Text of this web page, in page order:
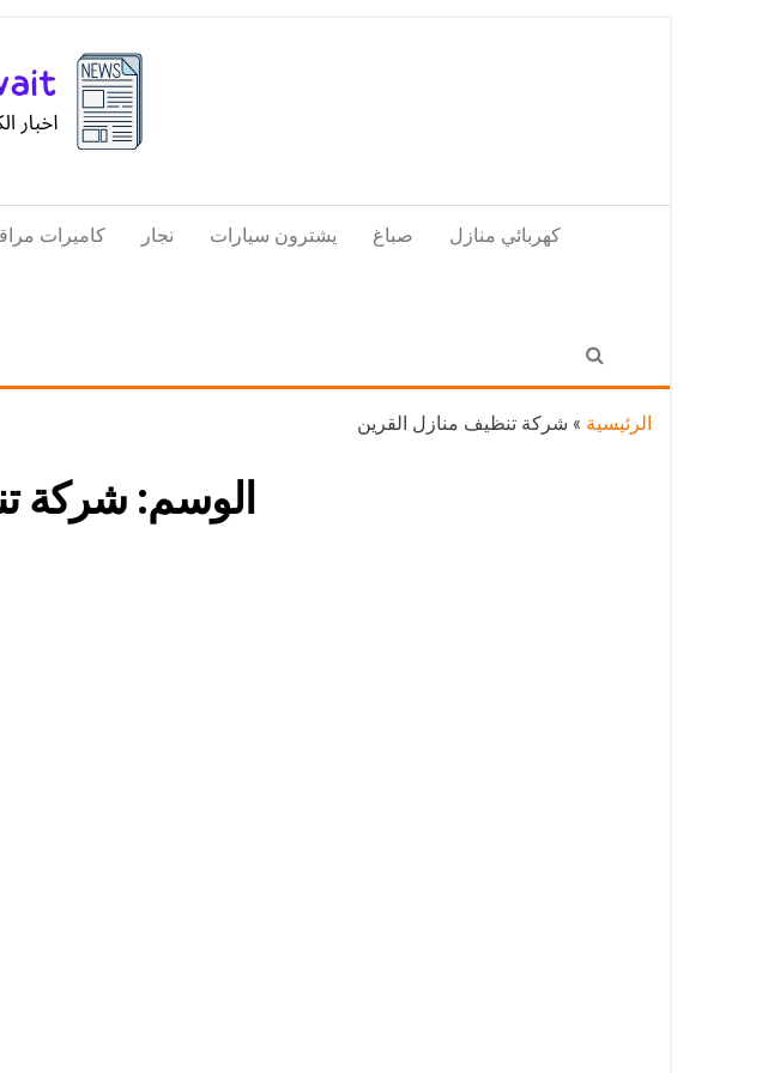
كاميرات نجار يشترون سيارات صباغ كهربائي منازل
الرئيسية » شركة تنظيف منازل القرين
الوسم: شركة